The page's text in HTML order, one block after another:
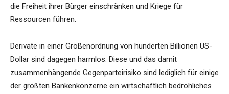
die Freiheit ihrer Bürger einschränken und Kriege für
Ressourcen führen.
Derivate in einer Größenordnung von hunderten Billionen US-
Dollar sind dagegen harmlos. Diese und das damit
zusammenhängende Gegenparteirisiko sind lediglich für einige
der größten Bankenkonzerne ein wirtschaftlich bedrohliches